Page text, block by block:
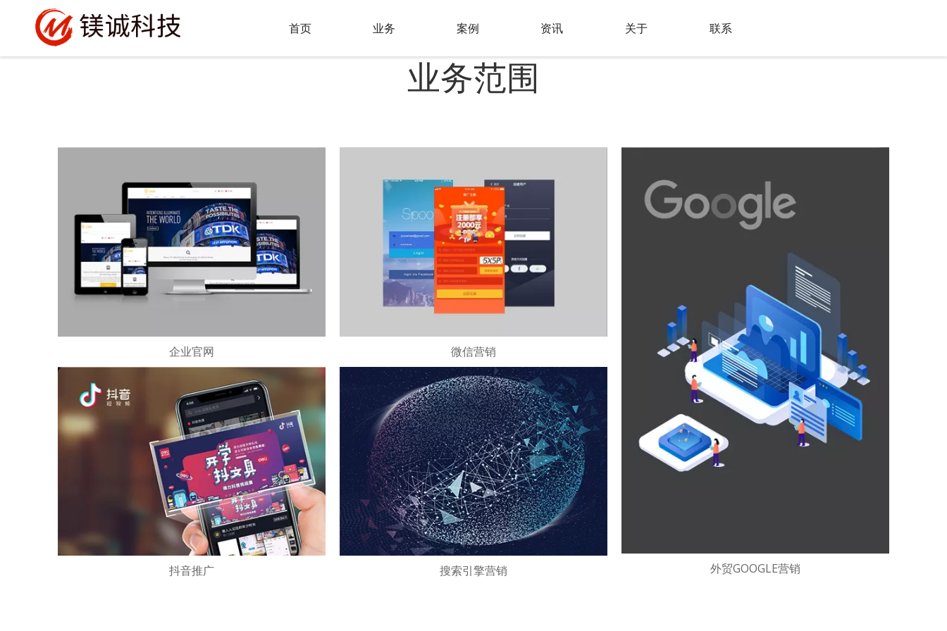
首页 业务 案例 资讯 关于 联系
打造高价值网站 助力品牌形象升级
业务范围
响应式设计 多端呈现 符合SEO推广规范 功能齐全
多终端数据统一管理 一对一定制化设计服务
覆盖PC 手机 PAD等多终端设备
企业官网
蓝V认证 账号定位 视频剪辑 推广引流 抖音广告
抖音推广
微信官网 微信公众号文案设计 多款行业模版随意选择
海报处理 一站式整合运营
微信营销
搜索引擎营销
外贸网站建设 谷歌搜索优化 社交媒体获客
外贸GOOGLE营销